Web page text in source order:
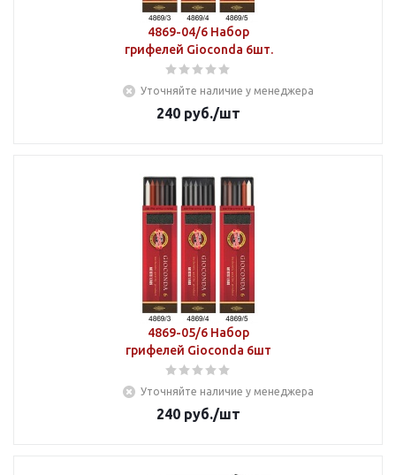
4869-04/6 Набор
грифелей Gioconda 6шт.
Уточняйте наличие у менеджера
240 руб./шт
4869-05/6 Набор
грифелей Gioconda 6шт
Уточняйте наличие у менеджера
240 руб./шт